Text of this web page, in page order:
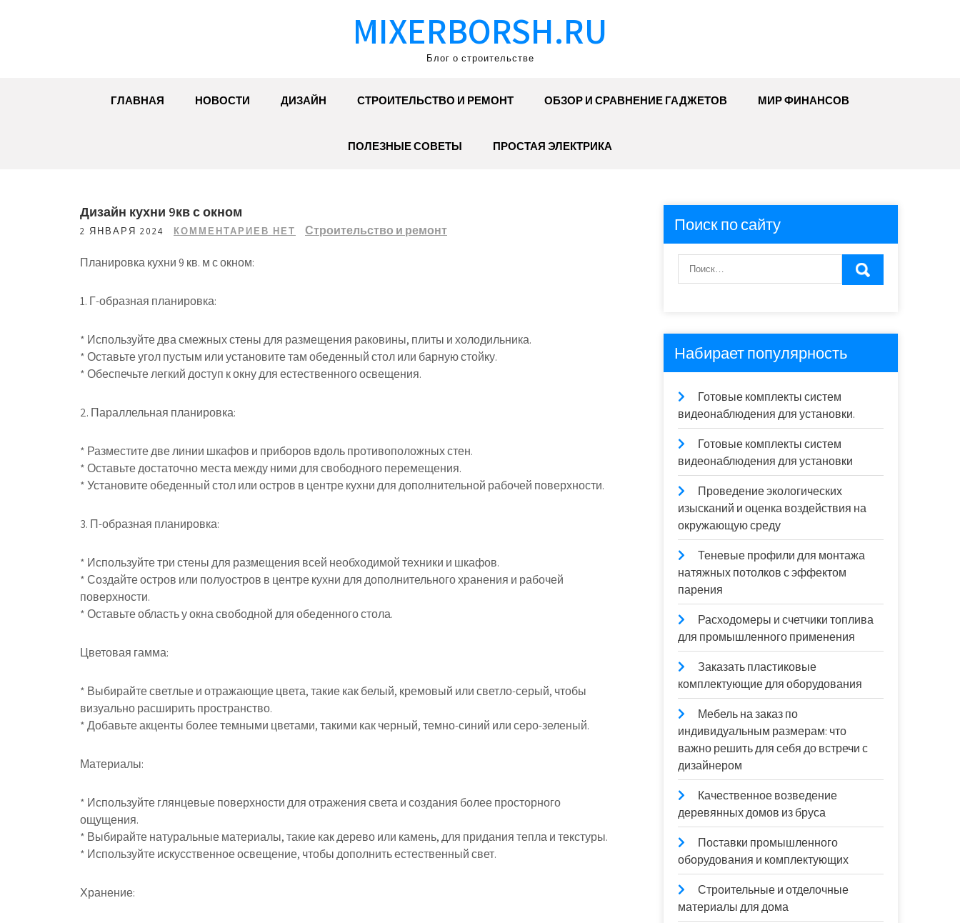
MIXERBORSH.RU
Блог о строительстве
ГЛАВНАЯ НОВОСТИ ДИЗАЙН СТРОИТЕЛЬСТВО И РЕМОНТ ОБЗОР И СРАВНЕНИЕ ГАДЖЕТОВ МИР ФИНАНСОВ
ПОЛЕЗНЫЕ СОВЕТЫ ПРОСТАЯ ЭЛЕКТРИКА
Дизайн кухни 9кв с окном
2 ЯНВАРЯ 2024 КОММЕНТАРИЕВ НЕТ Строительство и ремонт
Планировка кухни 9 кв. м с окном:
1. Г-образная планировка:
* Используйте два смежных стены для размещения раковины, плиты и холодильника.
* Оставьте угол пустым или установите там обеденный стол или барную стойку.
* Обеспечьте легкий доступ к окну для естественного освещения.
2. Параллельная планировка:
* Разместите две линии шкафов и приборов вдоль противоположных стен.
* Оставьте достаточно места между ними для свободного перемещения.
* Установите обеденный стол или остров в центре кухни для дополнительной рабочей поверхности.
3. П-образная планировка:
* Используйте три стены для размещения всей необходимой техники и шкафов.
* Создайте остров или полуостров в центре кухни для дополнительного хранения и рабочей
поверхности.
* Оставьте область у окна свободной для обеденного стола.
Цветовая гамма:
* Выбирайте светлые и отражающие цвета, такие как белый, кремовый или светло-серый, чтобы
визуально расширить пространство.
* Добавьте акценты более темными цветами, такими как черный, темно-синий или серо-зеленый.
Материалы:
* Используйте глянцевые поверхности для отражения света и создания более просторного
ощущения.
* Выбирайте натуральные материалы, такие как дерево или камень, для придания тепла и текстуры.
* Используйте искусственное освещение, чтобы дополнить естественный свет.
Хранение:
Поиск по сайту
Набирает популярность
Готовые комплекты систем
видеонаблюдения для установки.
Готовые комплекты систем
видеонаблюдения для установки
Проведение экологических
изысканий и оценка воздействия на
окружающую среду
Теневые профили для монтажа
натяжных потолков с эффектом
парения
Расходомеры и счетчики топлива
для промышленного применения
Заказать пластиковые
комплектующие для оборудования
Мебель на заказ по
индивидуальным размерам: что
важно решить для себя до встречи с
дизайнером
Качественное возведение
деревянных домов из бруса
Поставки промышленного
оборудования и комплектующих
Строительные и отделочные
материалы для дома